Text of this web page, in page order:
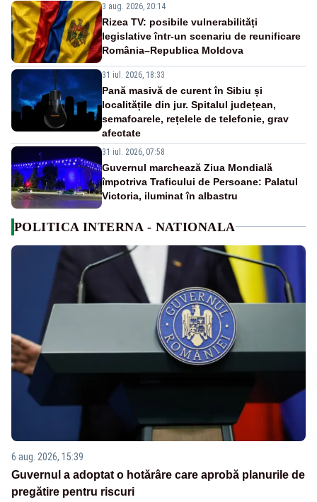
3 aug. 2026, 20:14
Rizea TV: posibile vulnerabilități
legislative într-un scenariu de reunificare
România–Republica Moldova
31 iul. 2026, 18:33
Pană masivă de curent în Sibiu și
localitățile din jur. Spitalul județean,
semafoarele, rețelele de telefonie, grav
afectate
31 iul. 2026, 07:58
Guvernul marchează Ziua Mondială
împotriva Traficului de Persoane: Palatul
Victoria, iluminat în albastru
POLITICA INTERNA - NATIONALA
6 aug. 2026, 15:39
Guvernul a adoptat o hotărâre care aprobă planurile de
pregătire pentru riscuri